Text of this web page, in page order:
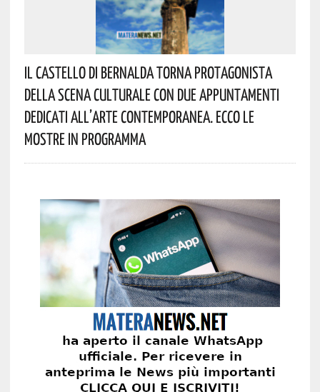
Il Castello Di Bernalda Torna Protagonista
Della Scena Culturale Con Due Appuntamenti
Dedicati All’arte Contemporanea. Ecco Le
Mostre In Programma